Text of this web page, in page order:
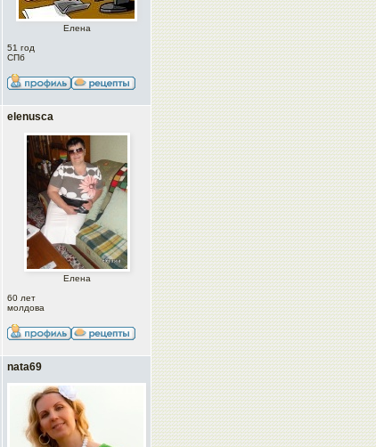
Елена
51 год
СПб
elenusca
Елена
60 лет
молдова
nata69